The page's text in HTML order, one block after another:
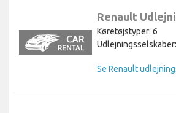
Renault
Køretøjstyper: 6
Se Renault